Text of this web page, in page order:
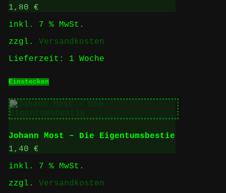
1,80 €
inkl. 7 % MwSt.
zzgl. Versandkosten
Lieferzeit: 1 Woche
Einstecken
Johann Most – Die Eigentumsbestie
1,40 €
inkl. 7 % MwSt.
zzgl. Versandkosten